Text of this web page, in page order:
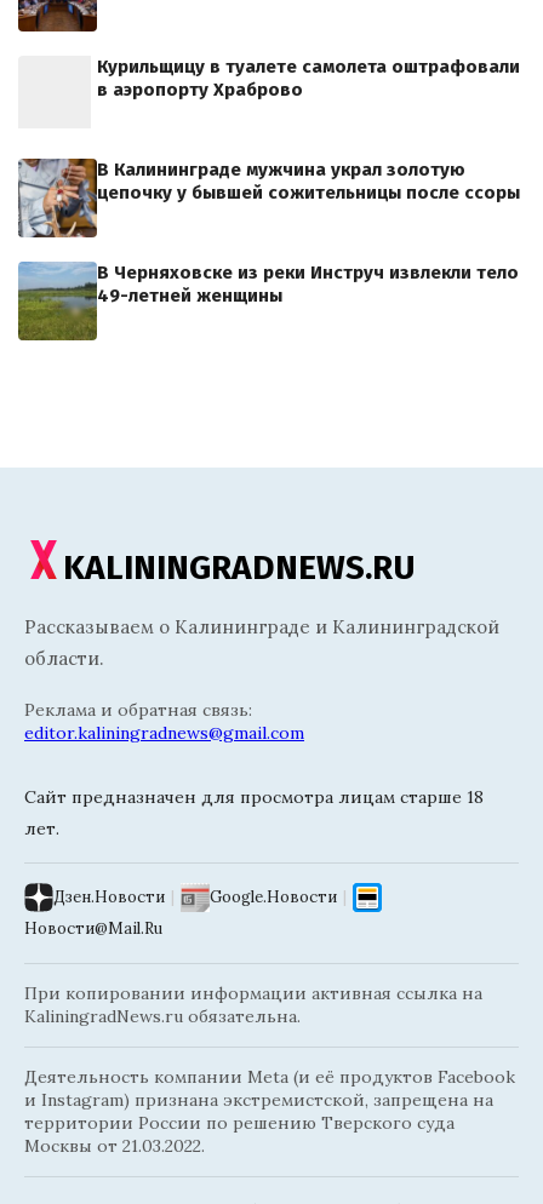
Курильщицу в туалете самолета оштрафовали
в аэропорту Храброво
В Калининграде мужчина украл золотую
цепочку у бывшей сожительницы после ссоры
В Черняховске из реки Инструч извлекли тело
49-летней женщины
KALININGRADNEWS.RU
Рассказываем о Калининграде и Калининградской
области.
Реклама и обратная связь:
editor.kaliningradnews@gmail.com
Сайт предназначен для просмотра лицам старше 18
лет.
Дзен.Новости | Google.Новости |
Новости@Mail.Ru
При копировании информации активная ссылка на
KaliningradNews.ru обязательна.
Деятельность компании Meta (и её продуктов Facebook
и Instagram) признана экстремистской, запрещена на
территории России по решению Тверского суда
Москвы от 21.03.2022.